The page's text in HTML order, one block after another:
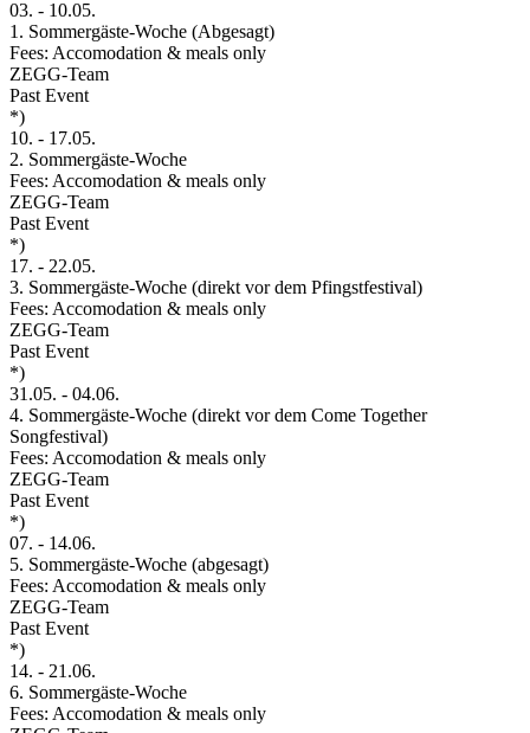
03. - 10.05.
1. Sommergäste-Woche (Abgesagt)
Fees: Accomodation & meals only
ZEGG-Team
Past Event
*)
10. - 17.05.
2. Sommergäste-Woche
Fees: Accomodation & meals only
ZEGG-Team
Past Event
*)
17. - 22.05.
3. Sommergäste-Woche (direkt vor dem Pfingstfestival)
Fees: Accomodation & meals only
ZEGG-Team
Past Event
*)
31.05. - 04.06.
4. Sommergäste-Woche (direkt vor dem Come Together
Songfestival)
Fees: Accomodation & meals only
ZEGG-Team
Past Event
*)
07. - 14.06.
5. Sommergäste-Woche (abgesagt)
Fees: Accomodation & meals only
ZEGG-Team
Past Event
*)
14. - 21.06.
6. Sommergäste-Woche
Fees: Accomodation & meals only